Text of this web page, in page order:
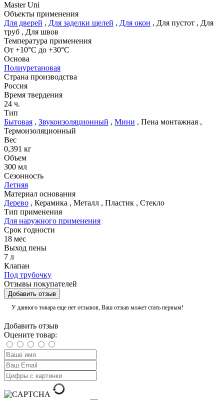
Master Uni
Объекты применения
Для дверей , Для заделки щелей , Для окон , Для пустот , Для
труб , Для швов
Температура применения
От +10°С до +30°С
Основа
Полиуретановая
Страна производства
Россия
Время твердения
24 ч.
Тип
Бытовая , Звукоизоляционный , Мини , Пена монтажная ,
Термоизоляционный
Вес
0,391 кг
Объем
300 мл
Сезонность
Летняя
Материал основания
Дерево , Керамика , Металл , Пластик , Стекло
Тип применения
Для наружного применения
Срок годности
18 мес
Выход пены
7 л
Клапан
Под трубочку
Отзывы покупателей
Добавить отзыв
У данного товара еще нет отзывов, Ваш отзыв может стать первым!
Добавить отзыв
Оцените товар: